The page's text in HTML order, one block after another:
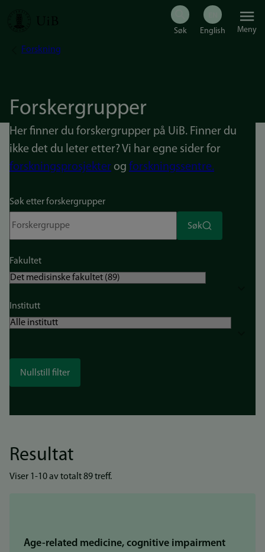
Hopp
hovedinnhold
Meny
Navigasjonssti
Forskning
Forskergrupper
Her finner du forskergrupper på UiB. Finner du
ikke det du leter etter? Vi har egne sider for
forskningsprosjekter og forskningssentre.
Søk etter forskergrupper
Søk
Fakultet
Institutt
Resultat
Viser 1-10 av totalt 89 treff.
Age-related medicine, cognitive impairment